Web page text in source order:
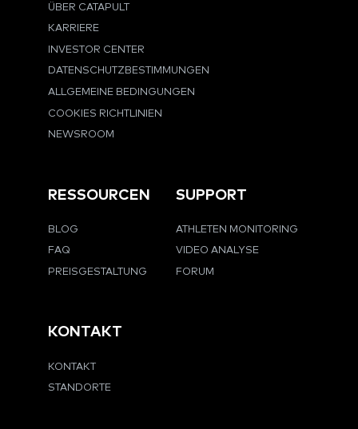
ÜBER CATAPULT
KARRIERE
INVESTOR CENTER
DATENSCHUTZBESTIMMUNGEN
ALLGEMEINE BEDINGUNGEN
COOKIES RICHTLINIEN
NEWSROOM
RESSOURCEN
BLOG
FAQ
PREISGESTALTUNG
SUPPORT
ATHLETEN MONITORING
VIDEO ANALYSE
FORUM
KONTAKT
KONTAKT
STANDORTE